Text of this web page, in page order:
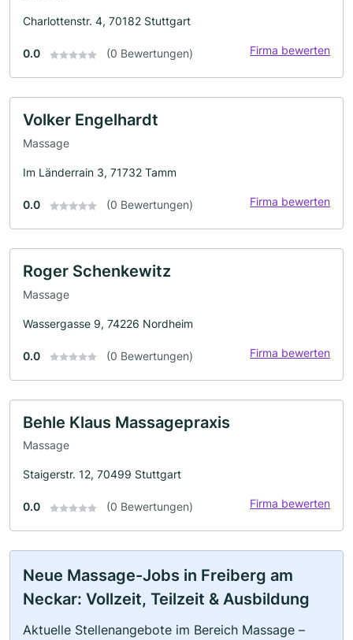
Charlottenstr. 4, 70182 Stuttgart
0.0 (0 Bewertungen) Firma bewerten
Volker Engelhardt
Massage
Im Länderrain 3, 71732 Tamm
0.0 (0 Bewertungen) Firma bewerten
Roger Schenkewitz
Massage
Wassergasse 9, 74226 Nordheim
0.0 (0 Bewertungen) Firma bewerten
Behle Klaus Massagepraxis
Massage
Staigerstr. 12, 70499 Stuttgart
0.0 (0 Bewertungen) Firma bewerten
Neue Massage-Jobs in Freiberg am
Neckar: Vollzeit, Teilzeit & Ausbildung
Aktuelle Stellenangebote im Bereich Massage –